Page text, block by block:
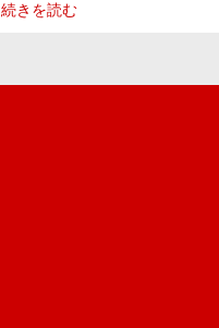
続きを読む